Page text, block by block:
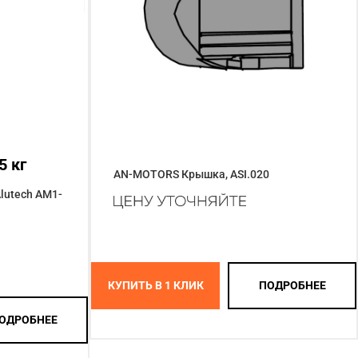
кг
AM1-
AN-MOTORS Крышка, ASI.020
КУПИТЬ В 1 КЛИК ПОДРОБНЕЕ